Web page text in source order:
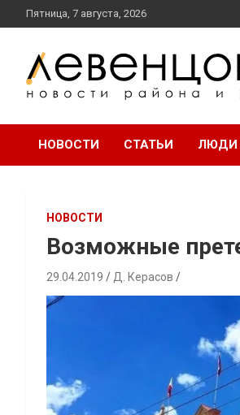
перейти
к
Пятница, 7 августа, 2026
Левенцовка
НОВОСТИ СТАТЬИ ЛЮДИ
НОВОСТИ
Возможные
29.04.2019 Д. Керасов